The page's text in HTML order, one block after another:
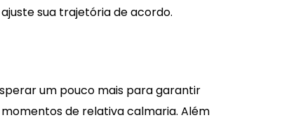
sua trajetória de acordo.
um pouco mais para garantir
de relativa calmaria. Além